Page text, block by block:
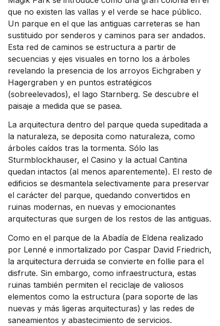
que no existen las vallas y el verde se hace público.
Un parque en el que las antiguas carreteras se han
sustituido por senderos y caminos para ser andados.
Esta red de caminos se estructura a partir de
secuencias y ejes visuales en torno los a árboles
revelando la presencia de los arroyos Eichgraben y
Hagergraben y en puntos estratégicos
(sobreelevados), el lago Starnberg. Se descubre el
paisaje a medida que se pasea.
La arquitectura dentro del parque queda supeditada a
la naturaleza, se deposita como naturaleza, como
árboles caídos tras la tormenta. Sólo las
Sturmblockhauser, el Casino y la actual Cantina
quedan intactos (al menos aparentemente). El resto de
edificios se desmantela selectivamente para preservar
el carácter del parque, quedando convertidos en
ruinas modernas, en nuevas y emocionantes
arquitecturas que surgen de los restos de las antiguas.
Como en el parque de la Abadía de Eldena realizado
por Lenné e inmortalizado por Caspar David Friedrich,
la arquitectura derruida se convierte en follie para el
disfrute. Sin embargo, como infraestructura, estas
ruinas también permiten el reciclaje de valiosos
elementos como la estructura (para soporte de las
nuevas y más ligeras arquitecturas) y las redes de
saneamientos y abastecimiento de servicios.